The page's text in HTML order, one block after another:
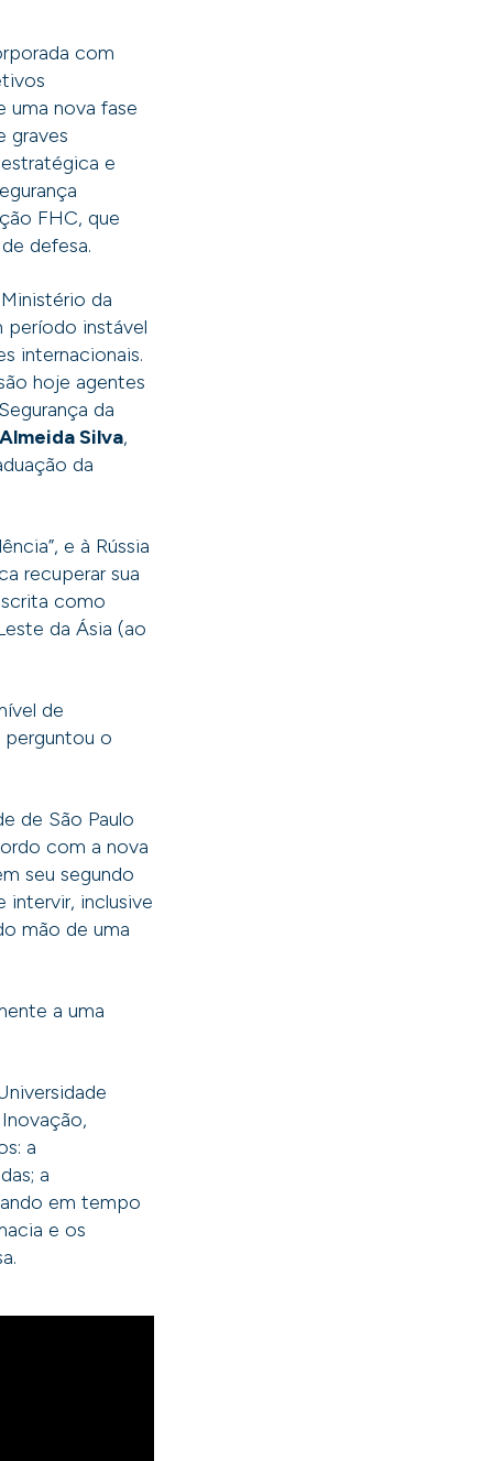
com
uma nova fase
graves
e
FHC, que
defesa.
da
período instável
internacionais.
hoje agentes
da
Silva,
da
e à Rússia
recuperar sua
como
da Ásia (ao
de
perguntou o
de São Paulo
com a nova
seu segundo
inclusive
mão de uma
a uma
a
a
em tempo
e os